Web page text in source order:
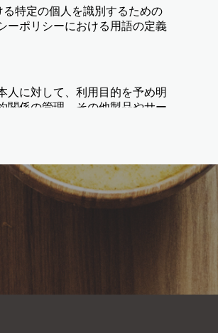
特定の個人を識別するための
ーポリシーにおける用語の定義
人に対して、利用目的を予め明
関係の管理、その他製品やサー
いたします。
継先以外の第三者に開示・提
査、労働関連法令への対応、